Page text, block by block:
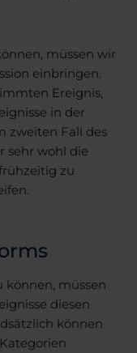
müssen wir
einbringen.
Ereignis,
in der
zweiten Fall des
sehr wohl die
zu
können, müssen
diesen
können